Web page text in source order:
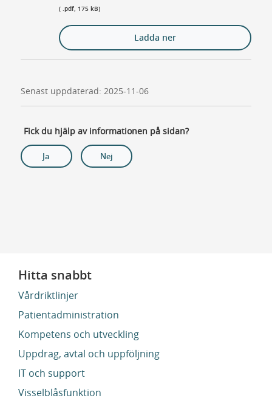
( .pdf, 175 kB)
Ladda ner
Senast uppdaterad: 2025-11-06
Fick du hjälp av informationen på sidan?
Ja Nej
Hitta snabbt
Vårdriktlinjer
Patientadministration
Kompetens och utveckling
Uppdrag, avtal och uppföljning
IT och support
Visselblåsfunktion